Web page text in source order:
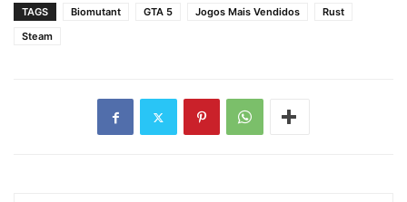
TAGS Biomutant GTA 5 Jogos Mais Vendidos
Rust
Steam